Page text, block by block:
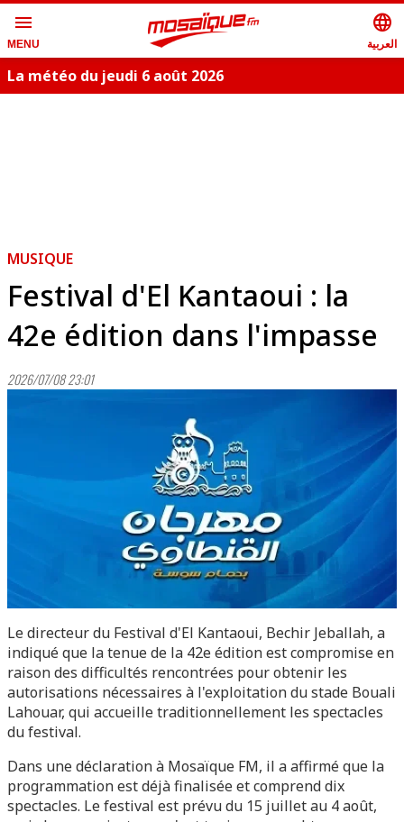
menu
MENU
language
العربية
La météo du jeudi 6 août 2026
MUSIQUE
Festival d'El Kantaoui : la
42e édition dans l'impasse
2026/07/08 23:01
Le directeur du Festival d'El Kantaoui, Bechir Jeballah, a
indiqué que la tenue de la 42e édition est compromise en
raison des difficultés rencontrées pour obtenir les
autorisations nécessaires à l'exploitation du stade Bouali
Lahouar, qui accueille traditionnellement les spectacles
du festival.
Dans une déclaration à Mosaïque FM, il a affirmé que la
programmation est déjà finalisée et comprend dix
spectacles. Le festival est prévu du 15 juillet au 4 août,